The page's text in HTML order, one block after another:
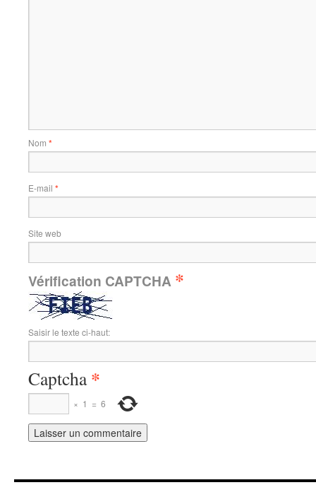
Nom *
E-mail *
Site web
Vérification CAPTCHA *
Saisir le texte ci-haut:
Captcha*
× 1 = 6